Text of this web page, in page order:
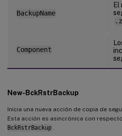
BackupName
El
Component
New-BckRstrBackup
Inicia una nueva acción de copia de
Esta acción es asincrónica con
BckRstrBackup